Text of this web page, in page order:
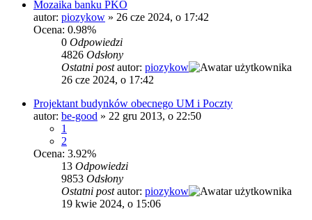
Mozaika banku PKO
autor: piozykow » 26 cze 2024, o 17:42
Ocena: 0.98%
0 Odpowiedzi
4826 Odsłony
Ostatni postautor: piozykow
26 cze 2024, o 17:42
Projektant budynków obecnego UM i Poczty
autor: be-good » 22 gru 2013, o 22:50
1
2
Ocena: 3.92%
13 Odpowiedzi
9853 Odsłony
Ostatni postautor: piozykow
19 kwie 2024, o 15:06